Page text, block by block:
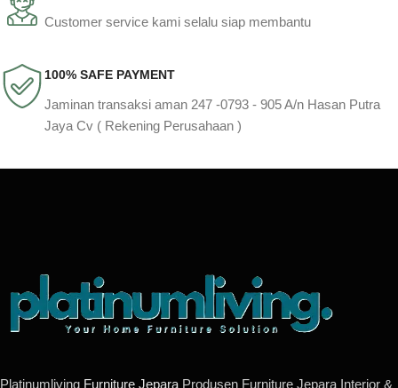
Customer service kami selalu siap membantu
100% SAFE PAYMENT
Jaminan transaksi aman 247 -0793 - 905 A/n Hasan Putra
Jaya Cv ( Rekening Perusahaan )
Platinumliving Furniture Jepara Produsen Furniture Jepara Interior &